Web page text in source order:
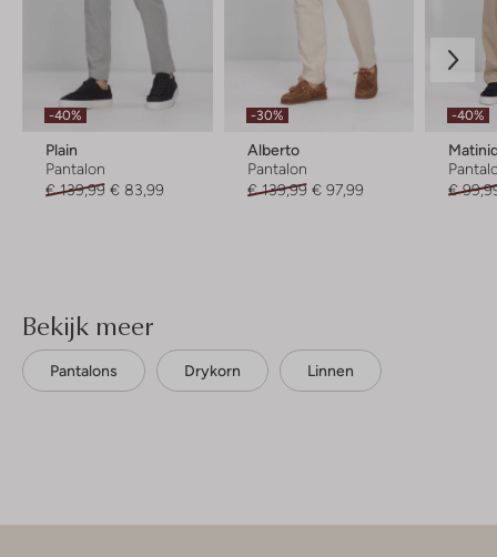
-40%
Plain
Pantalon
€ 139,99 € 83,99
-30%
Alberto
Pantalon
€ 139,99 € 97,99
-40%
€
Bekijk meer
Pantalons Drykorn Linnen